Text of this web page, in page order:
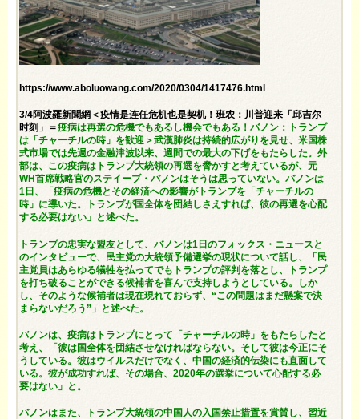
https://www.aboluowang.com/2020/0304/1417476.html
3/4阿波羅新聞網＜疫情是连任危机也是契机！班农：川普迎来「邱吉尔
时刻」＝疫病は再選の危機でもあるし機会でもある！バノン：トランプ
は「チャーチルの時」を歓迎＞武漢肺炎は持続的広がりを見せ、米国株
式市場では先週の金融津波以来、週間での最大の下げをもたらした。外
部は、この疫病はトランプ大統領の再選を脅かすと考えているが、元
WH首席戦略官のステイーブ・バノンはそうは思っていない。バノンは
1日、「疫病の危機とその経済への影響がトランプを「チャーチルの
時」に導いた。トランプが国全体を団結しさえすれば、彼の再選を心配
する必要はない」と述べた。
トランプの忠実な盟友として、バノンは1日のフォックス・ニュースと
のインタビューで、民主党の大統領予備選挙の現状について話し、「民
主党員はあらゆる犠牲を払ってでもトランプの評判を落とし、トランプ
を打ち破ることができる候補者を喜んで支持しようとしている。しか
し、そのような候補者は現在現れておらず、“この問題はまだ懸案で決
まらないだろう”」と述べた。
バノンは、疫病はトランプにとって「チャーチルの時」をもたらしたと
考え、「彼は国全体を団結させなければならない。そして彼は今正にそ
うしている。彼はウイルスだけでなく、中国の経済的伝染にも直面して
いる。彼が成功すれば、その場合、2020年の選挙について心配する必
要はない」と。
バノンはまた、トランプ大統領の中国人の入国禁止措置を賞賛し、習近